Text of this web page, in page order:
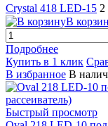
Crystal 418 LED-15 2
В
Подробнее
Купить в 1 клик
В избранное В
Быстрый просмотр